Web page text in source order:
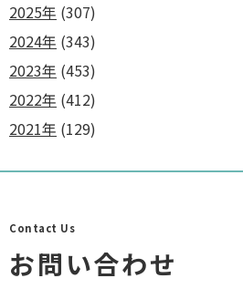
2025年 (307)
2024年 (343)
2023年 (453)
2022年 (412)
2021年 (129)
Contact Us
お問い合わせ